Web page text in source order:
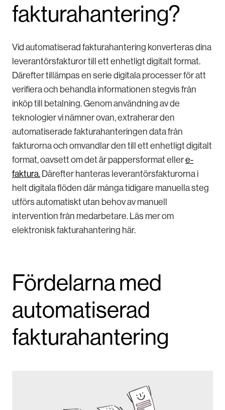
fakturahantering?
Vid automatiserad fakturahantering konverteras dina
leverantörsfakturor till ett enhetligt digitalt format.
Därefter tillämpas en serie digitala processer för att
verifiera och behandla informationen stegvis från
inköp till betalning. Genom användning av de
teknologier vi nämner ovan, extraherar den
automatiserade fakturahanteringen data från
fakturorna och omvandlar den till ett enhetligt digitalt
format, oavsett om det är pappersformat ellere-
faktura. Därefter hanteras leverantörsfakturorna i
helt digitala flöden där många tidigare manuella steg
utförs automatiskt utan behov av manuell
intervention från medarbetare. Läs mer om
elektronisk fakturahantering här.
Fördelarna med
automatiserad
fakturahantering